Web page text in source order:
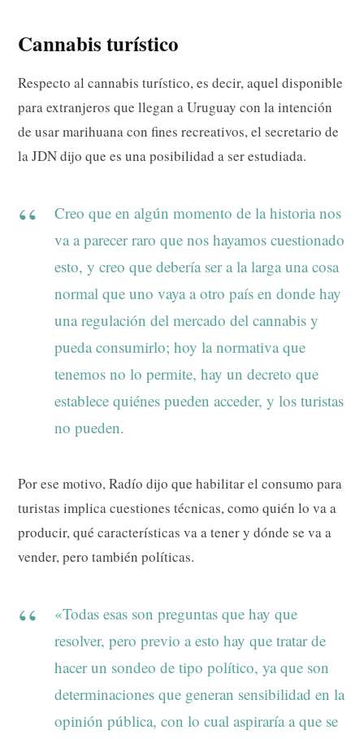
Cannabis turístico
Respecto al cannabis turístico, es decir, aquel disponible
para extranjeros que llegan a Uruguay con la intención
de usar marihuana con fines recreativos, el secretario de
la JDN dijo que es una posibilidad a ser estudiada.
Creo que en algún momento de la historia nos
va a parecer raro que nos hayamos cuestionado
esto, y creo que debería ser a la larga una cosa
normal que uno vaya a otro país en donde hay
una regulación del mercado del cannabis y
pueda consumirlo; hoy la normativa que
tenemos no lo permite, hay un decreto que
establece quiénes pueden acceder, y los turistas
no pueden.
Por ese motivo, Radío dijo que habilitar el consumo para
turistas implica cuestiones técnicas, como quién lo va a
producir, qué características va a tener y dónde se va a
vender, pero también políticas.
«Todas esas son preguntas que hay que
resolver, pero previo a esto hay que tratar de
hacer un sondeo de tipo político, ya que son
determinaciones que generan sensibilidad en la
opinión pública, con lo cual aspiraría a que se